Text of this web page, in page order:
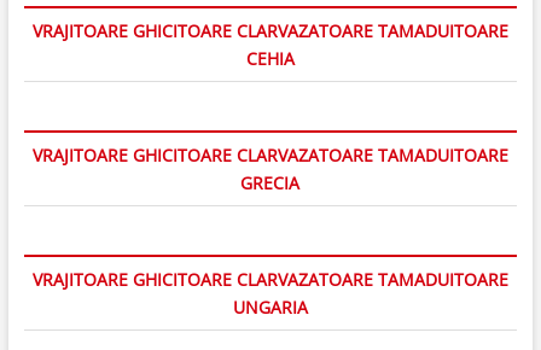
VRAJITOARE GHICITOARE CLARVAZATOARE TAMADUITOARE
CEHIA
VRAJITOARE GHICITOARE CLARVAZATOARE TAMADUITOARE
GRECIA
VRAJITOARE GHICITOARE CLARVAZATOARE TAMADUITOARE
UNGARIA